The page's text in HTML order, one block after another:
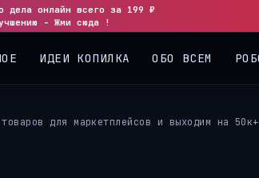
дела онлайн всего за 199 ₽
- Жми сюда !
для маркетплейсов и выходим на 50к+